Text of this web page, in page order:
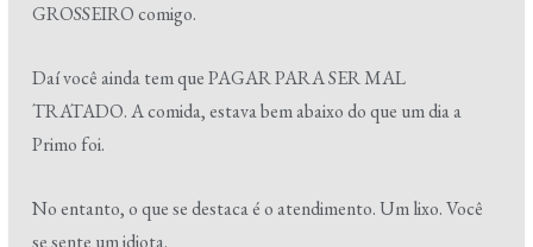
GROSSEIRO comigo.
Daí você ainda tem que PAGAR PARA SER MAL
TRATADO. A comida, estava bem abaixo do que um dia a
Primo foi.
No entanto, o que se destaca é o atendimento. Um lixo. Você